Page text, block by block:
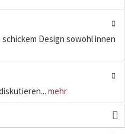
Design sowohl innen
mehr